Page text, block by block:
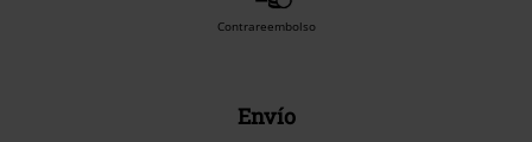
Contrareembolso
Envío